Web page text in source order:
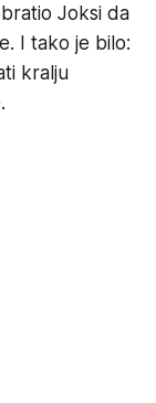
Joksi da
I tako je bilo:
kralju